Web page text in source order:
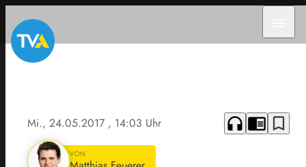
Mi., 24.05.2017 , 14:03 Uhr headphones chrome_reader_mode bookmark_border
VON